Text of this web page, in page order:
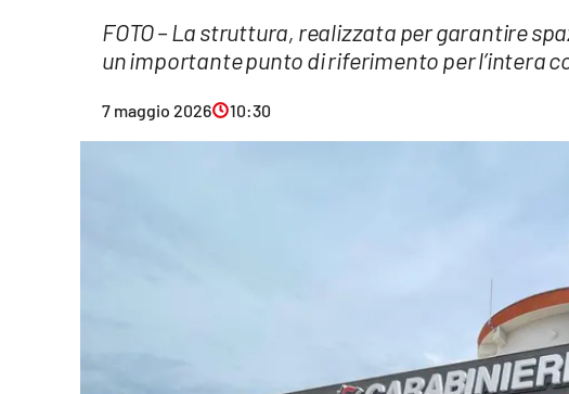
FOTO – La struttura, realizzata per garantire
un importante punto di riferimento per l’intera
7 maggio 2026 10:30